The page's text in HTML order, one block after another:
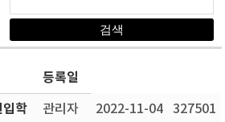
등록일
입학
관리자 2022-11-04 327501